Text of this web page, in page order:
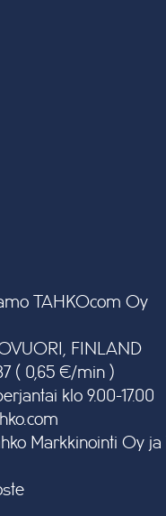
TAHKOcom Oy
FINLAND
( 0,65 €/min )
klo 9.00-17.00
Markkinointi Oy ja